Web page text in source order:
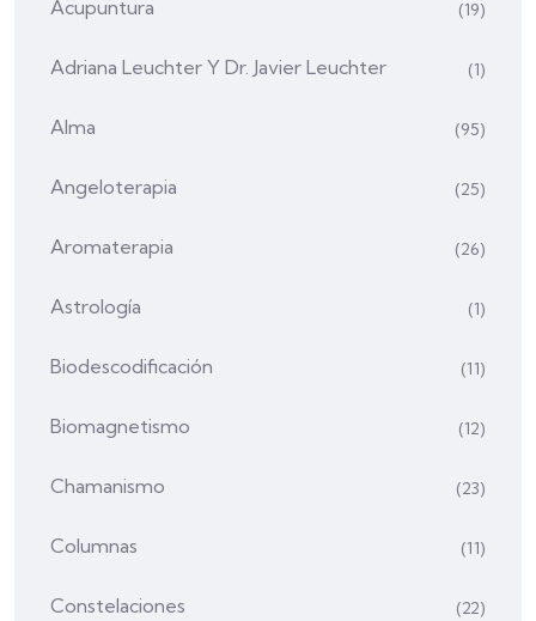
Acupuntura (19)
Adriana Leuchter Y Dr. Javier Leuchter (1)
Alma (95)
Angeloterapia (25)
Aromaterapia (26)
Astrología (1)
Biodescodificación (11)
Biomagnetismo (12)
Chamanismo (23)
Columnas (11)
Constelaciones (22)